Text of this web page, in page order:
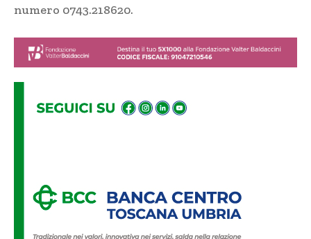
numero 0743.218620.